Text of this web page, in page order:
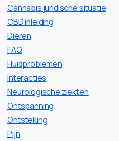
Cannabis juridische situatie
CBD inleiding
Dieren
FAQ
Huidproblemen
Interacties
Neurologische ziekten
Ontspanning
Ontsteking
Pijn